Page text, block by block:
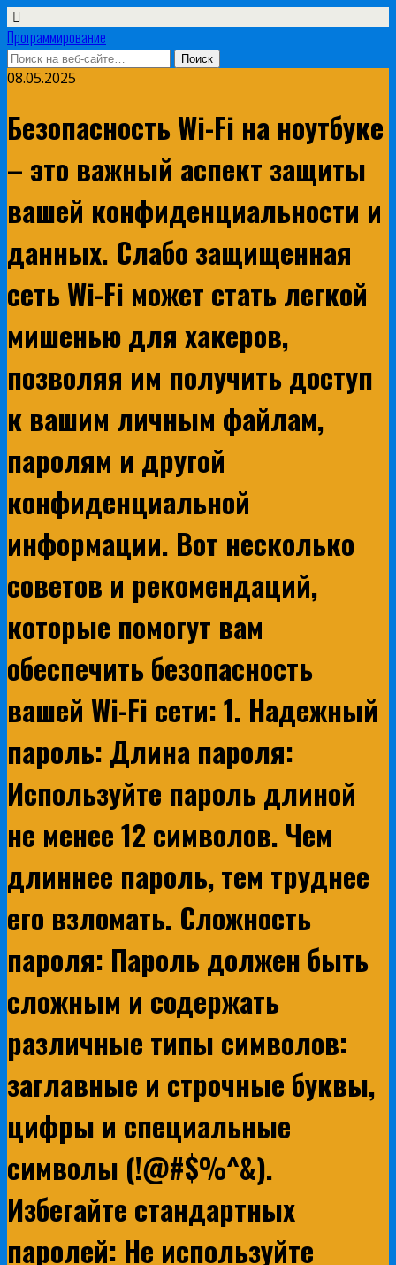
Программирование
08.05.2025
Безопасность Wi-Fi на ноутбуке
– это важный аспект защиты
вашей конфиденциальности и
данных. Слабо защищенная
сеть Wi-Fi может стать легкой
мишенью для хакеров,
позволяя им получить доступ
к вашим личным файлам,
паролям и другой
конфиденциальной
информации. Вот несколько
советов и рекомендаций,
которые помогут вам
обеспечить безопасность
вашей Wi-Fi сети: 1. Надежный
пароль: Длина пароля:
Используйте пароль длиной
не менее 12 символов. Чем
длиннее пароль, тем труднее
его взломать. Сложность
пароля: Пароль должен быть
сложным и содержать
различные типы символов:
заглавные и строчные буквы,
цифры и специальные
символы (!@#$%^&).
Избегайте стандартных
паролей: Не используйте